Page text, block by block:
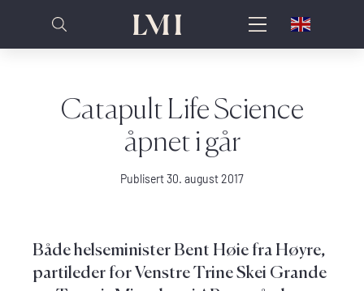
Catapult Life Science
åpnet i går
Publisert 30. august 2017
Både helseminister Bent Høie fra Høyre,
partileder for Venstre Trine Skei Grande